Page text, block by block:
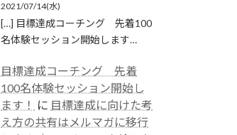
2021/07/14(水)
[…] 目標達成コーチング 先着100
名体験セッション開始します…
目標達成コーチング 先着
100名体験セッション開始し
ます！
に 目標達成に向けた考
え方の共有はメルマガに移行